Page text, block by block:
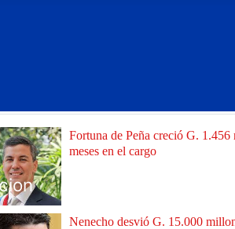
Fortuna de Peña creció G. 1.456
meses en el cargo
Nenecho desvió G. 15.000